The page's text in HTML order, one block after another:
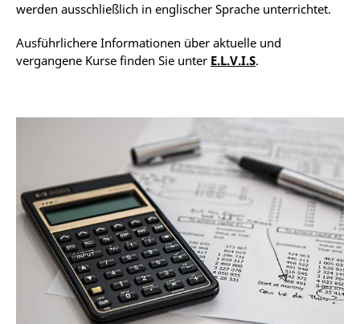
werden ausschließlich in englischer Sprache unterrichtet.
Ausführlichere Informationen über aktuelle und
vergangene Kurse finden Sie unter E.L.V.I.S.